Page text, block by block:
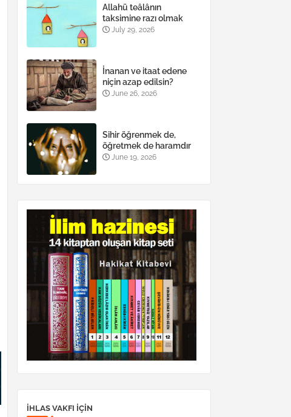
Allahü teâlânın
taksimine razı olmak
July 29, 2026
İnanan ve itaat edene
niçin azap edilsin?
June 26, 2026
Sihir öğrenmek de,
öğretmek de haramdır
June 19, 2026
İHLAS VAKFI IÇIN